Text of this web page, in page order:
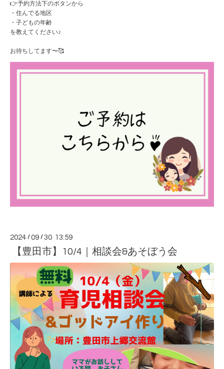
👉予約方法下のボタンから
・住んでる地区
・子どもの年齢
を教えてください♪
お待ちしてます〜🥰
2024 /09 /30 13:59
【豊田市】10/4｜相談会&あそぼう会